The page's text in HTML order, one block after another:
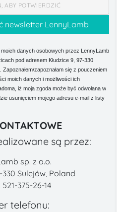
ABY POTWIERDZIĆ
danych osobowych przez LennyLamb
pod adresem Kłudzice 9, 97-330
zapoznałam się z pouczeniem
moich danych i możliwości ich
iż moja zgoda może być odwołana w
usunięciem mojego adresu e-mail z listy
są przez:
sp. z o.o.
330 Sulejów, Poland
521-375-26-14
telefonu: